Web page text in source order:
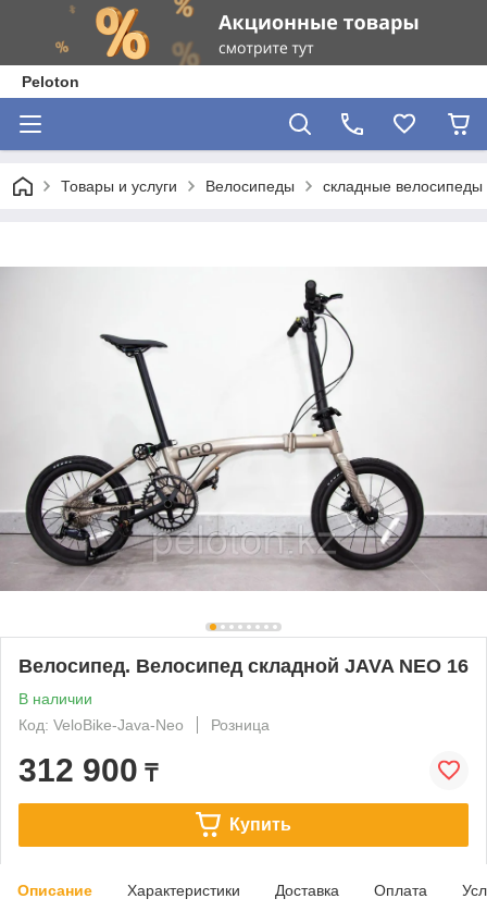
Peloton
Товары и услуги Велосипеды складные велосипеды
Велосипед. Велосипед складной JAVA NEO 16
В наличии
Код: VeloBike-Java-Neo
Розница
312 900 ₸
Купить
Описание Характеристики Доставка Оплата